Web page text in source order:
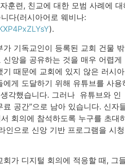
훈련, 친교에 대한 모범 사례에 대
다(러시아어로 웨비나:
).
가 기독교인이 등록된 교회 건물
신앙을 공유하는 것을 매우 어렵게
기 때문에 교회에 있지 않은 러시
에게 도달하기 위해 유튜브를 사용
각했습니다. 그러나 유튜브와 인
공간”으로 남아 있습니다. 신자
회의에 참석하도록 누구를 초대
인으로 신앙 기반 프로그램을 시
회가 디지털 회의에 적응할 때, 그